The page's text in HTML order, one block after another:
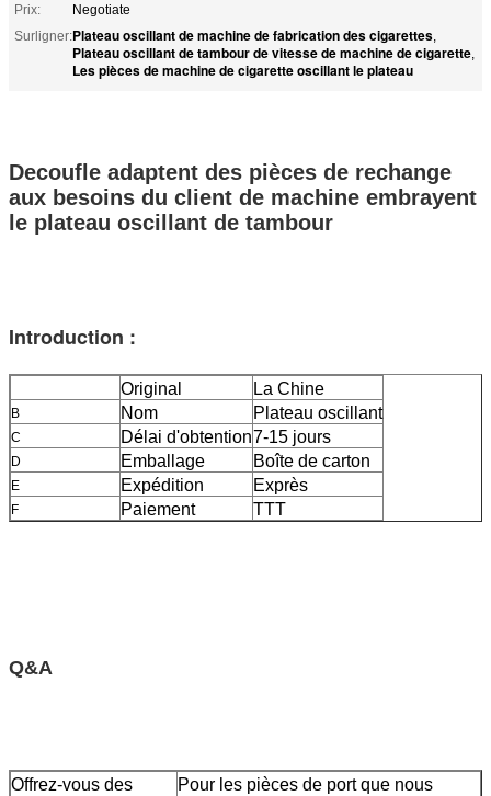
Prix:
Negotiate
Surligner:Plateau oscillant de machine de fabrication des cigarettes,
Plateau oscillant de tambour de vitesse de machine de cigarette,
Les pièces de machine de cigarette oscillant le plateau
Decoufle adaptent des pièces de rechange
aux besoins du client de machine embrayent
le plateau oscillant de tambour
Introduction :
Original La Chine
B Nom Plateau oscillant
C Délai d'obtention7-15 jours
D Emballage Boîte de carton
E Expédition Exprès
F Paiement TTT
Q&A
Offrez-vous des
Pour les pièces de port que nous